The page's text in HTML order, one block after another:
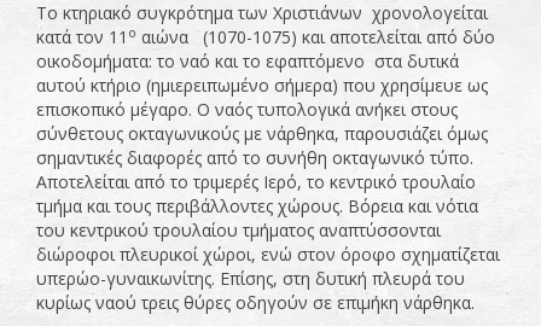
Το κτηριακό συγκρότημα των Χριστιάνων χρονολογείται
κατά τον 11 ο αιώνα (1070-1075) και αποτελείται από δύο
οικοδομήματα: το ναό και το εφαπτόμενο στα δυτικά
αυτού κτήριο (ημιερειπωμένο σήμερα) που χρησίμευε ως
επισκοπικό μέγαρο. Ο ναός τυπολογικά ανήκει στους
σύνθετους οκταγωνικούς με νάρθηκα, παρουσιάζει όμως
σημαντικές διαφορές από το συνήθη οκταγωνικό τύπο.
Αποτελείται από το τριμερές Ιερό, το κεντρικό τρουλαίο
τμήμα και τους περιβάλλοντες χώρους. Βόρεια και νότια
του κεντρικού τρουλαίου τμήματος αναπτύσσονται
διώροφοι πλευρικοί χώροι, ενώ στον όροφο σχηματίζεται
υπερώο-γυναικωνίτης. Επίσης, στη δυτική πλευρά του
κυρίως ναού τρεις θύρες οδηγούν σε επιμήκη νάρθηκα.